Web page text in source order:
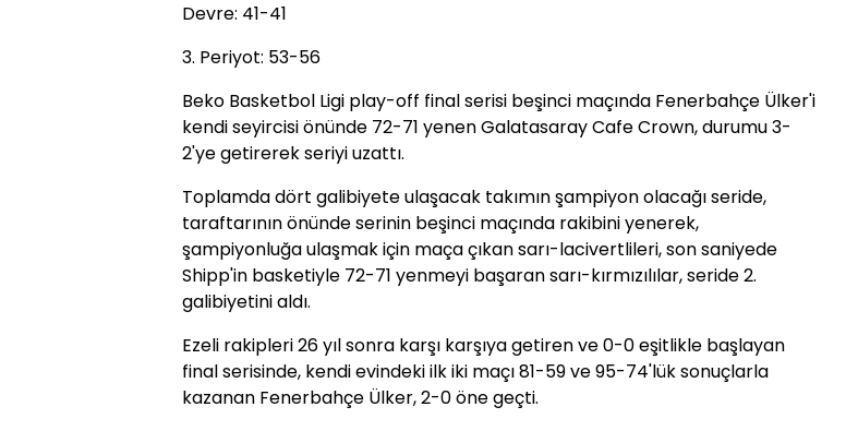
Devre: 41-41
3. Periyot: 53-56
Beko Basketbol Ligi play-off final serisi beşinci maçında Fenerbahçe Ülker'i
kendi seyircisi önünde 72-71 yenen Galatasaray Cafe Crown, durumu 3-
2'ye getirerek seriyi uzattı.
Toplamda dört galibiyete ulaşacak takımın şampiyon olacağı seride,
taraftarının önünde serinin beşinci maçında rakibini yenerek,
şampiyonluğa ulaşmak için maça çıkan sarı-lacivertlileri, son saniyede
Shipp'in basketiyle 72-71 yenmeyi başaran sarı-kırmızılılar, seride 2.
galibiyetini aldı.
Ezeli rakipleri 26 yıl sonra karşı karşıya getiren ve 0-0 eşitlikle başlayan
final serisinde, kendi evindeki ilk iki maçı 81-59 ve 95-74'lük sonuçlarla
kazanan Fenerbahçe Ülker, 2-0 öne geçti.